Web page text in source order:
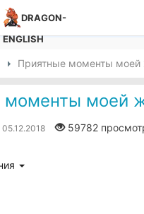
DRAGON-
ENGLISH
Приятные моменты моей
моменты моей
05.12.2018 59782